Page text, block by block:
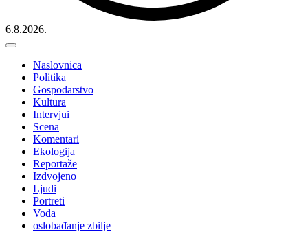
6.8.2026.
Naslovnica
Politika
Gospodarstvo
Kultura
Intervjui
Scena
Komentari
Ekologija
Reportaže
Izdvojeno
Ljudi
Portreti
Voda
oslobađanje zbilje